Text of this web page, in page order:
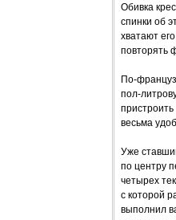
Обивка
спинки об
хватают
повторять
По-
пол-
весьма
Уже
по центру
четырех
с которой
выполнил